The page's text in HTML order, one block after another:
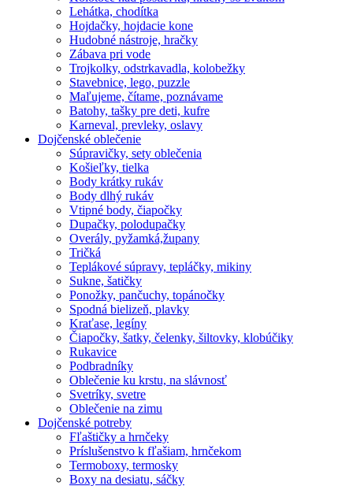
Lehátka, chodítka
Hojdačky, hojdacie kone
Hudobné nástroje, hračky
Zábava pri vode
Trojkolky, odstrkavadla, kolobežky
Stavebnice, lego, puzzle
Maľujeme, čítame, poznávame
Batohy, tašky pre deti, kufre
Karneval, prevleky, oslavy
Dojčenské oblečenie
Súpravičky, sety oblečenia
Košieľky, tielka
Body krátky rukáv
Body dlhý rukáv
Vtipné body, čiapočky
Dupačky, polodupačky
Overály, pyžamká,župany
Tričká
Teplákové súpravy, tepláčky, mikiny
Sukne, šatičky
Ponožky, pančuchy, topánočky
Spodná bielizeň, plavky
Kraťase, legíny
Čiapočky, šatky, čelenky, šiltovky, klobúčiky
Rukavice
Podbradníky
Oblečenie ku krstu, na slávnosť
Svetríky, svetre
Oblečenie na zimu
Dojčenské potreby
Fľaštičky a hrnčeky
Príslušenstvo k fľašiam, hrnčekom
Termoboxy, termosky
Boxy na desiatu, sáčky